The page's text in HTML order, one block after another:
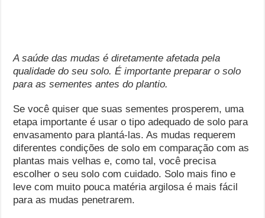
A saúde das mudas é diretamente afetada pela
qualidade do seu solo. É importante preparar o solo
para as sementes antes do plantio.
Se você quiser que suas sementes prosperem, uma
etapa importante é usar o tipo adequado de solo para
envasamento para plantá-las. As mudas requerem
diferentes condições de solo em comparação com as
plantas mais velhas e, como tal, você precisa
escolher o seu solo com cuidado. Solo mais fino e
leve com muito pouca matéria argilosa é mais fácil
para as mudas penetrarem.